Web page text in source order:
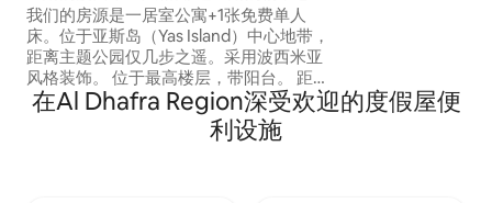
主题公园
我们的房源是一居室公寓+1张免费单人
床。位于亚斯岛（Yas Island）中心地带，
距离主题公园仅几步之遥。采用波西米亚
风格装饰。 位于最高楼层，带阳台。 距离
Yas购物中心7分钟路程。 距离法拉利世界
7分钟。 距离亚斯码头赛道10分钟。 10分
钟即可抵达亚斯湾和阿提哈德竞技场。 同
在Al Dhafra Region深受欢迎的度假屋便
利设施